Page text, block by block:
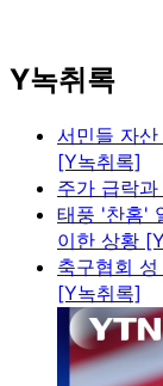
Y녹취록
서민들 자
[Y녹취록]
주가 급락
태풍 '찬홈'
이한 상황
축구협회
[Y녹취록]